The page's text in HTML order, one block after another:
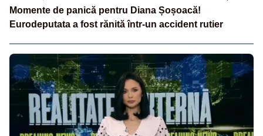
Momente de panică pentru Diana Șoșoacă!
Eurodeputata a fost rănită într-un accident rutier